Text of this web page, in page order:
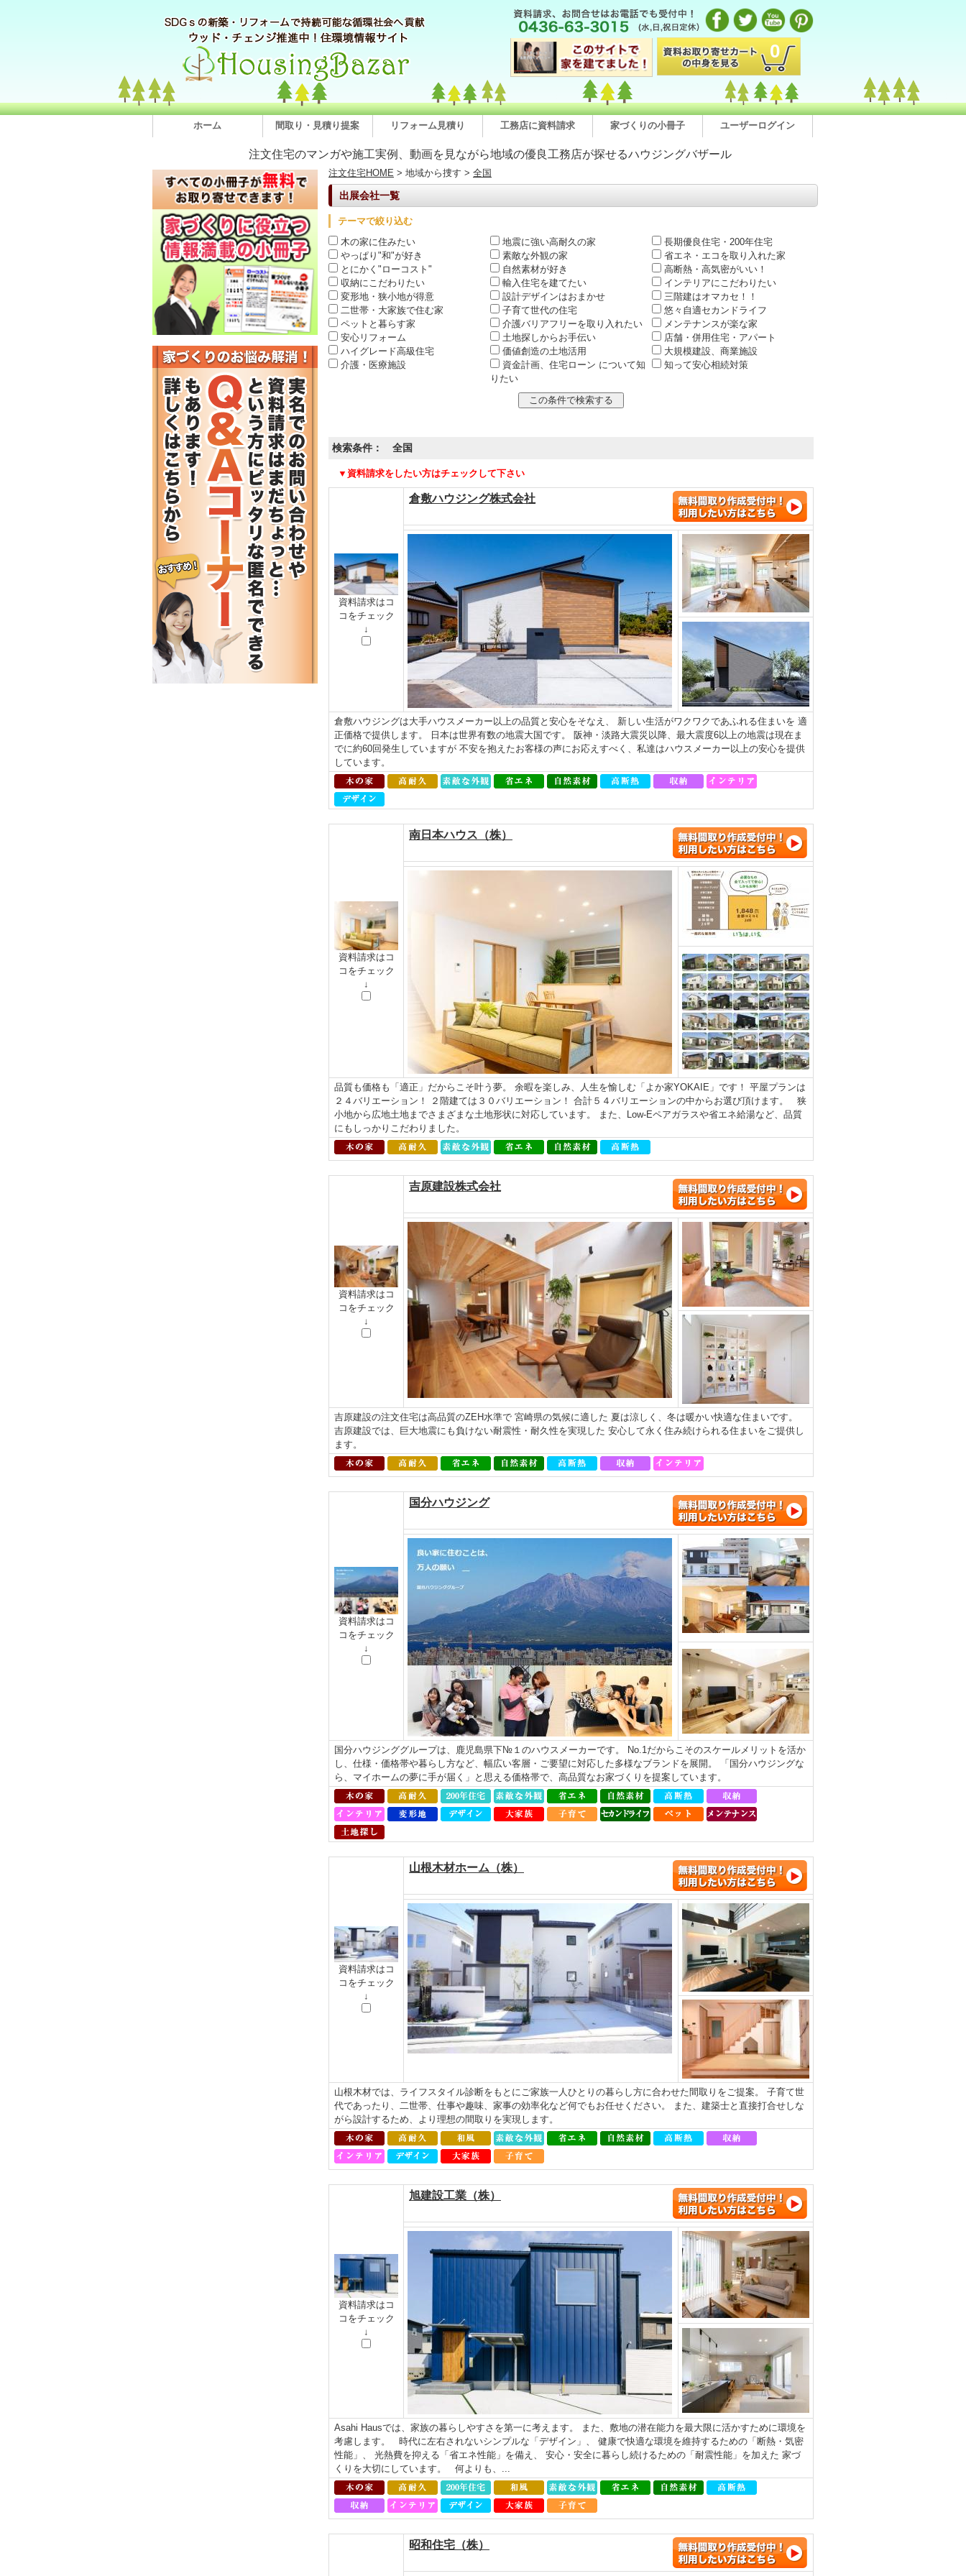
0
ホーム 間取り・見積り提案 リフォーム見積り 工務店に資料請求 家づくりの小冊子 ユーザーログイン
注文住宅のマンガや施工実例、動画を見ながら地域の優良工務店が探せるハウジングバザール
注文住宅HOME > 地域から捜す > 全国
出展会社一覧
テーマで絞り込む
木の家に住みたい
地震に強い高耐久の家
長期優良住宅・200年住宅
やっぱり"和"が好き
素敵な外観の家
省エネ・エコを取り入れた家
とにかく"ローコスト"
自然素材が好き
高断熱・高気密がいい！
収納にこだわりたい
輸入住宅を建てたい
インテリアにこだわりたい
変形地・狭小地が得意
設計デザインはおまかせ
三階建はオマカセ！！
二世帯・大家族で住む家
子育て世代の住宅
悠々自適セカンドライフ
ペットと暮らす家
介護バリアフリーを取り入れたい
メンテナンスが楽な家
安心リフォーム
土地探しからお手伝い
店舗・併用住宅・アパート
ハイグレード高級住宅
価値創造の土地活用
大規模建設、商業施設
介護・医療施設
資金計画、住宅ローン について知
りたい
知って安心相続対策
検索条件： 全国
▼資料請求をしたい方はチェックして下さい
資料請求はコ
コをチェック
↓
倉敷ハウジング株式会社
倉敷ハウジングは大手ハウスメーカー以上の品質と安心をそなえ、 新しい生活がワクワクであふれる住まいを 適
正価格で提供します。 日本は世界有数の地震大国です。 阪神・淡路大震災以降、最大震度6以上の地震は現在ま
でに約60回発生していますが 不安を抱えたお客様の声にお応えすべく、私達はハウスメーカー以上の安心を提供
しています。
資料請求はコ
コをチェック
↓
南日本ハウス（株）
品質も価格も「適正」だからこそ叶う夢。 余暇を楽しみ、人生を愉しむ「よか家YOKAIE」です！ 平屋プランは
２４バリエーション！ ２階建ては３０バリエーション！ 合計５４バリエーションの中からお選び頂けます。 狭
小地から広地土地までさまざまな土地形状に対応しています。 また、Low-Eペアガラスや省エネ給湯など、品質
にもしっかりこだわりました。
資料請求はコ
コをチェック
↓
吉原建設株式会社
吉原建設の注文住宅は高品質のZEH水準で 宮崎県の気候に適した 夏は涼しく、冬は暖かい快適な住まいです。
吉原建設では、巨大地震にも負けない耐震性・耐久性を実現した 安心して永く住み続けられる住まいをご提供し
ます。
資料請求はコ
コをチェック
↓
国分ハウジング
国分ハウジンググループは、鹿児島県下№１のハウスメーカーです。 No.1だからこそのスケールメリットを活か
し、仕様・価格帯や暮らし方など、幅広い客層・ご要望に対応した多様なブランドを展開。 「国分ハウジングな
ら、マイホームの夢に手が届く」と思える価格帯で、高品質なお家づくりを提案しています。
資料請求はコ
コをチェック
↓
山根木材ホーム（株）
山根木材では、ライフスタイル診断をもとにご家族一人ひとりの暮らし方に合わせた間取りをご提案。 子育て世
代であったり、二世帯、仕事や趣味、家事の効率化など何でもお任せください。 また、建築士と直接打合せしな
がら設計するため、より理想の間取りを実現します。
資料請求はコ
コをチェック
↓
旭建設工業（株）
Asahi Hausでは、家族の暮らしやすさを第一に考えます。 また、敷地の潜在能力を最大限に活かすために環境を
考慮します。 時代に左右されないシンプルな「デザイン」、 健康で快適な環境を維持するための「断熱・気密
性能」、 光熱費を抑える「省エネ性能」を備え、 安心・安全に暮らし続けるための「耐震性能」を加えた 家づ
くりを大切にしています。 何よりも、...
昭和住宅（株）